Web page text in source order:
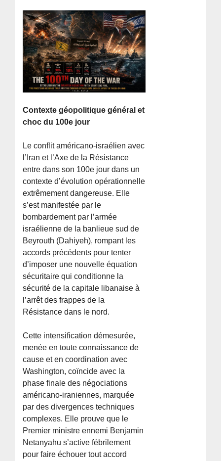
Contexte géopolitique général et
choc du 100e jour
Le conflit américano-israélien avec
l’Iran et l’Axe de la Résistance
entre dans son 100e jour dans un
contexte d’évolution opérationnelle
extrêmement dangereuse. Elle
s’est manifestée par le
bombardement par l’armée
israélienne de la banlieue sud de
Beyrouth (Dahiyeh), rompant les
accords précédents pour tenter
d’imposer une nouvelle équation
sécuritaire qui conditionne la
sécurité de la capitale libanaise à
l’arrêt des frappes de la
Résistance dans le nord.
Cette intensification démesurée,
menée en toute connaissance de
cause et en coordination avec
Washington, coïncide avec la
phase finale des négociations
américano-iraniennes, marquée
par des divergences techniques
complexes. Elle prouve que le
Premier ministre ennemi Benjamin
Netanyahu s’active fébrilement
pour faire échouer tout accord